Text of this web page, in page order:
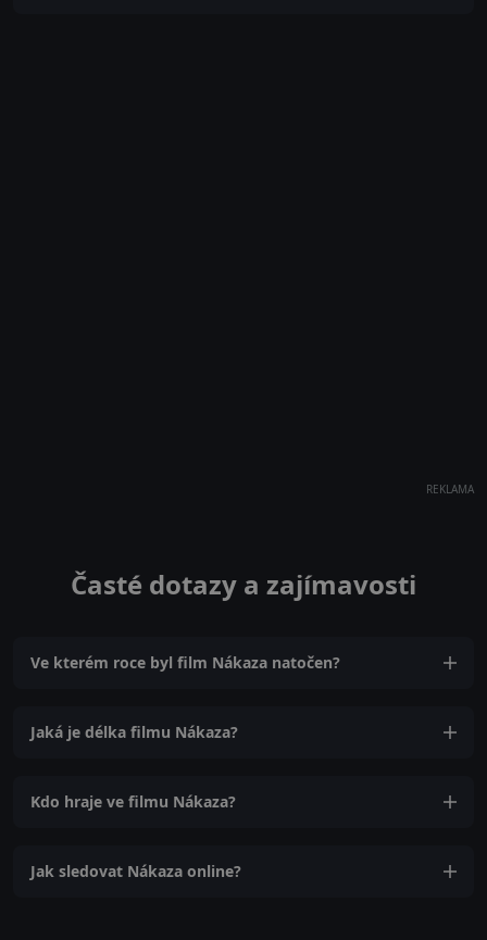
REKLAMA
Časté dotazy a zajímavosti
Ve kterém roce byl film Nákaza natočen?
Jaká je délka filmu Nákaza?
Kdo hraje ve filmu Nákaza?
Jak sledovat Nákaza online?